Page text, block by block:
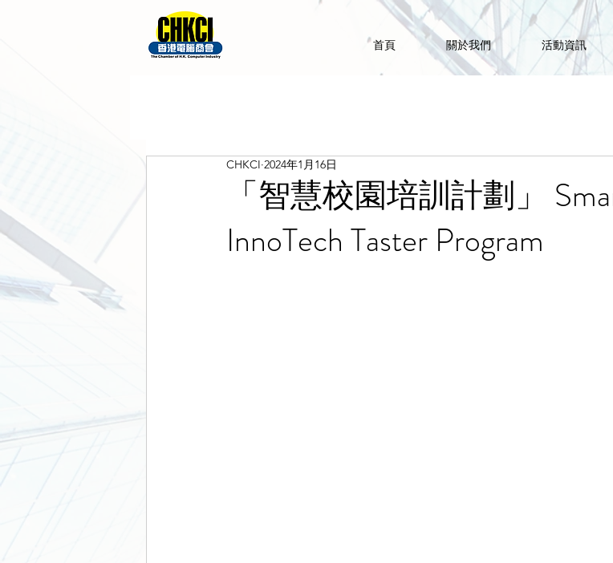
首頁 關於我們 活動資訊
「智慧校園培訓計劃」
InnoTech Taster Program
CHKCI 2024年1月16日